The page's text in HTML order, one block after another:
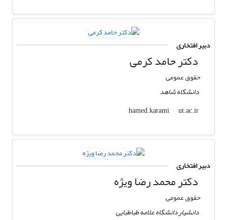
دبیر افتخاری
دکتر حامد کرمی
حقوق عمومی
دانشگاه شاهد
hamed.karami
ut.ac.ir
دبیر افتخاری
دکتر محمد رضا ویژه
حقوق عمومی
دانشیار دانشگاه علامه طباطبایی